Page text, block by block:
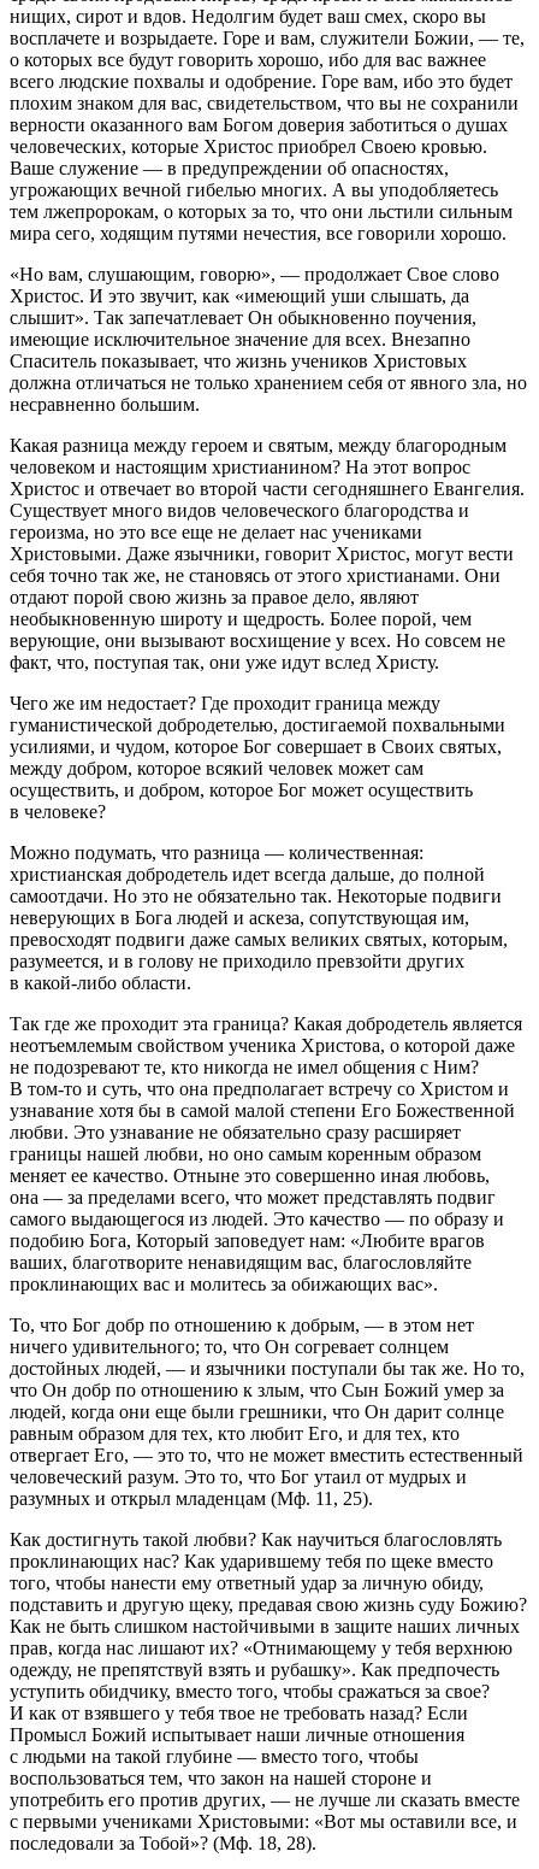
нищих, сирот и вдов. Недолгим будет ваш смех, скоро вы
восплачете и возрыдаете. Горе и вам, служители Божии, — те,
о которых все будут говорить хорошо, ибо для вас важнее
всего людские похвалы и одобрение. Горе вам, ибо это будет
плохим знаком для вас, свидетельством, что вы не сохранили
верности оказанного вам Богом доверия заботиться о душах
человеческих, которые Христос приобрел Своею кровью.
Ваше служение — в предупреждении об опасностях,
угрожающих вечной гибелью многих. А вы уподобляетесь
тем лжепророкам, о которых за то, что они льстили сильным
мира сего, ходящим путями нечестия, все говорили хорошо.
«Но вам, слушающим, говорю», — продолжает Свое слово
Христос. И это звучит, как «имеющий уши слышать, да
слышит». Так запечатлевает Он обыкновенно поучения,
имеющие исключительное значение для всех. Внезапно
Спаситель показывает, что жизнь учеников Христовых
должна отличаться не только хранением себя от явного зла, но
несравненно большим.
Какая разница между героем и святым, между благородным
человеком и настоящим христианином? На этот вопрос
Христос и отвечает во второй части сегодняшнего Евангелия.
Существует много видов человеческого благородства и
героизма, но это все еще не делает нас учениками
Христовыми. Даже язычники, говорит Христос, могут вести
себя точно так же, не становясь от этого христианами. Они
отдают порой свою жизнь за правое дело, являют
необыкновенную широту и щедрость. Более порой, чем
верующие, они вызывают восхищение у всех. Но совсем не
факт, что, поступая так, они уже идут вслед Христу.
Чего же им недостает? Где проходит граница между
гуманистической добродетелью, достигаемой похвальными
усилиями, и чудом, которое Бог совершает в Своих святых,
между добром, которое всякий человек может сам
осуществить, и добром, которое Бог может осуществить
в человеке?
Можно подумать, что разница — количественная:
христианская добродетель идет всегда дальше, до полной
самоотдачи. Но это не обязательно так. Некоторые подвиги
неверующих в Бога людей и аскеза, сопутствующая им,
превосходят подвиги даже самых великих святых, которым,
разумеется, и в голову не приходило превзойти других
в какой-либо области.
Так где же проходит эта граница? Какая добродетель является
неотъемлемым свойством ученика Христова, о которой даже
не подозревают те, кто никогда не имел общения с Ним?
В том-то и суть, что она предполагает встречу со Христом и
узнавание хотя бы в самой малой степени Его Божественной
любви. Это узнавание не обязательно сразу расширяет
границы нашей любви, но оно самым коренным образом
меняет ее качество. Отныне это совершенно иная любовь,
она — за пределами всего, что может представлять подвиг
самого выдающегося из людей. Это качество — по образу и
подобию Бога, Который заповедует нам: «Любите врагов
ваших, благотворите ненавидящим вас, благословляйте
проклинающих вас и молитесь за обижающих вас».
То, что Бог добр по отношению к добрым, — в этом нет
ничего удивительного; то, что Он согревает солнцем
достойных людей, — и язычники поступали бы так же. Но то,
что Он добр по отношению к злым, что Сын Божий умер за
людей, когда они еще были грешники, что Он дарит солнце
равным образом для тех, кто любит Его, и для тех, кто
отвергает Его, — это то, что не может вместить естественный
человеческий разум. Это то, что Бог утаил от мудрых и
разумных и открыл младенцам (Мф. 11, 25).
Как достигнуть такой любви? Как научиться благословлять
проклинающих нас? Как ударившему тебя по щеке вместо
того, чтобы нанести ему ответный удар за личную обиду,
подставить и другую щеку, предавая свою жизнь суду Божию?
Как не быть слишком настойчивыми в защите наших личных
прав, когда нас лишают их? «Отнимающему у тебя верхнюю
одежду, не препятствуй взять и рубашку». Как предпочесть
уступить обидчику, вместо того, чтобы сражаться за свое?
И как от взявшего у тебя твое не требовать назад? Если
Промысл Божий испытывает наши личные отношения
с людьми на такой глубине — вместо того, чтобы
воспользоваться тем, что закон на нашей стороне и
употребить его против других, — не лучше ли сказать вместе
с первыми учениками Христовыми: «Вот мы оставили все, и
последовали за Тобой»? (Мф. 18, 28).